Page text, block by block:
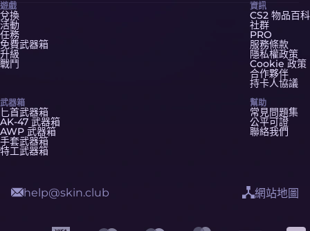
遊戲
兌換
活動
任務
免費武器箱
升級
戰鬥
武器箱
匕首武器箱
AK-47 武器箱
AWP 武器箱
手套武器箱
特工武器箱
資訊
CS2 物品百科
社群
PRO
服務條款
隱私權政策
Cookie 政策
合作夥伴
持卡人協議
幫助
常見問題集
公平可證
聯絡我們
help@skin.club 網站地圖